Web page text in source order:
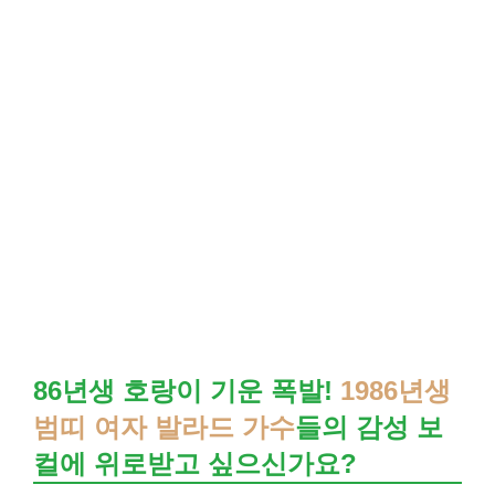
86년생 호랑이 기운 폭발! 1986년생
범띠 여자 발라드 가수들의 감성 보
컬에 위로받고 싶으신가요?